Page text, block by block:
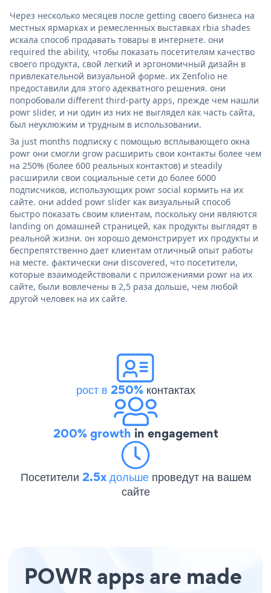
Через несколько месяцев после getting своего бизнеса на
местных ярмарках и ремесленных выставках rbia shades
искала способ продавать товары в интернете. они
required the ability, чтобы показать посетителям качество
своего продукта, свой легкий и эргономичный дизайн в
привлекательной визуальной форме. их Zenfolio не
предоставили для этого адекватного решения. они
попробовали different third-party apps, прежде чем нашли
powr slider, и ни один из них не выглядел как часть сайта,
был неуклюжим и трудным в использовании.
За just months подписку с помощью всплывающего окна
powr они смогли grow расширить свои контакты более чем
на 250% (более 600 реальных контактов) и steadily
расширили свои социальные сети до более 6000
подписчиков, использующих powr social кормить на их
сайте. они added powr slider как визуальный способ
быстро показать своим клиентам, поскольку они являются
landing on домашней страницей, как продукты выглядят в
реальной жизни. он хорошо демонстрирует их продукты и
беспрепятственно дает клиентам отличный опыт работы
на месте. фактически они discovered, что посетители,
которые взаимодействовали с приложениями powr на их
сайте, были вовлечены в 2,5 раза дольше, чем любой
другой человек на их сайте.
рост в 250%контактах
200% growth in engagement
Посетители 2.5x дольше проведут на вашем
сайте
POWR apps are made